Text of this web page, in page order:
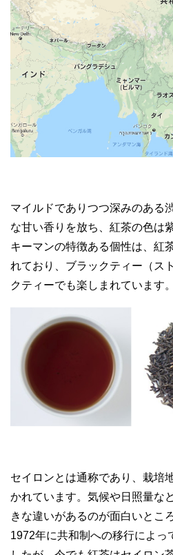
マイルドでありつつ深みのある
な甘い香りを放ち、紅茶の色は
キーマンの特徴ある個性は、紅
れており、ブラックティー（ス
クティーでも楽しまれています。
セイロンとは通称であり、栽培
かれています。気候や日照量な
きな違いがあるのが面白いとこ
1972年に共和制への移行によっ